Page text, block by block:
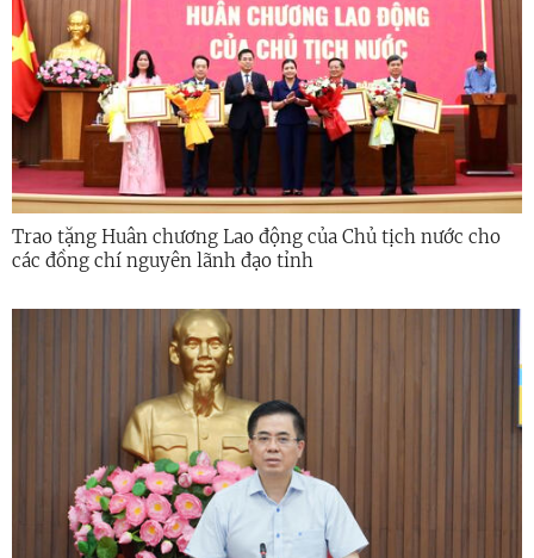
Trao tặng Huân chương Lao động của Chủ tịch nước cho
các đồng chí nguyên lãnh đạo tỉnh